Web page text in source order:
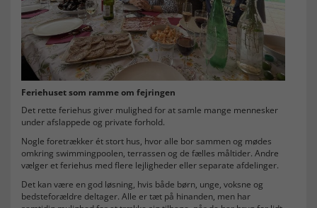
Feriehuset som ramme om fejringen
Det rette feriehus giver mulighed for at samle mange mennesker
under afslappede og private forhold.
Nogle foretrækker ét stort hus, hvor alle bor sammen og mødes
omkring swimmingpoolen, terrassen og de fælles måltider. Andre
vælger et feriehus med flere lejligheder eller separate afdelinger.
Det kan være en god løsning, hvis både børn, unge, voksne og
bedsteforældre deltager. Alle er tæt på hinanden, men har